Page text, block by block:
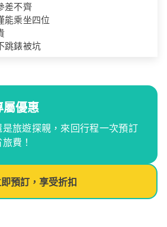
差不齊
能乘坐四位
跳錶被坑
屬優惠
旅遊探親，來回行程一次預訂
費！
預訂，享受折扣